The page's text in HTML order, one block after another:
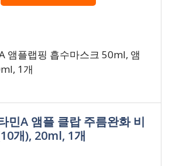
앰플랩핑 흡수마스크 50ml, 앰
1개
민A 앰플 클랍 주름완화 비
개), 20ml, 1개